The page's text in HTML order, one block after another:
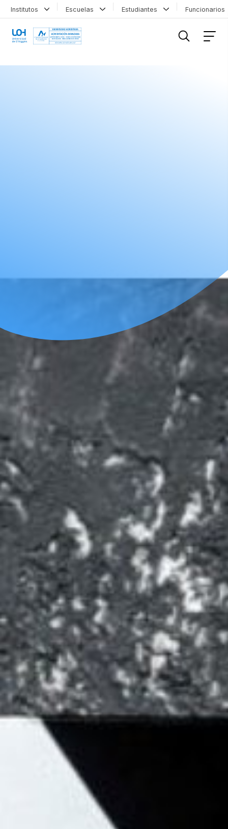
Institutos Escuelas Estudiantes